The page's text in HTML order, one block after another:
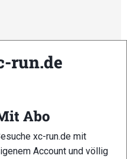
Ort</li>
run.de
Abo
xc-run.de mit
Account und völlig